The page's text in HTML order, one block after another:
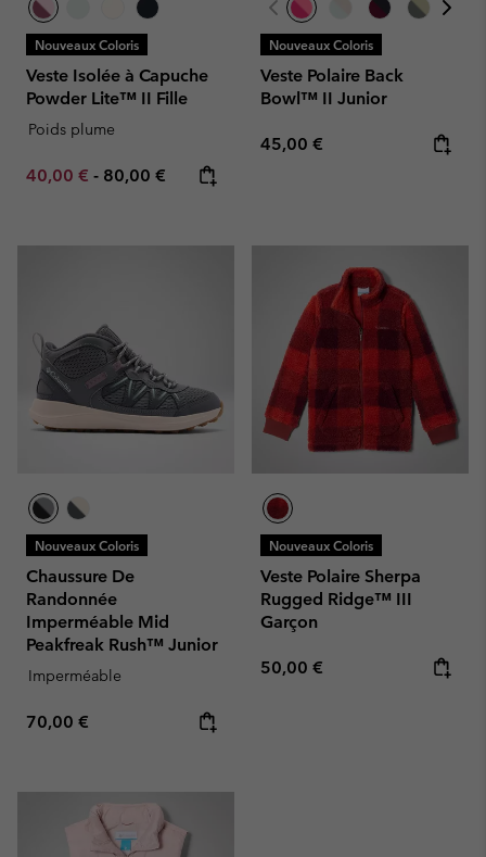
Nouveaux Coloris
Veste Isolée à Capuche
Powder Lite™ II Fille
Poids plume
Minimum sale price:
40,00 € - Maximum price:
80,00 €
Nouveaux Coloris
Veste Polaire Back
Bowl™ II Junior
Regular price:
45,00 €
Nouveaux Coloris
Chaussure De
Randonnée
Imperméable Mid
Peakfreak Rush™ Junior
Imperméable
Regular price:
70,00 €
Nouveaux Coloris
Veste Polaire Sherpa
Rugged Ridge™ III
Garçon
Regular price:
50,00 €